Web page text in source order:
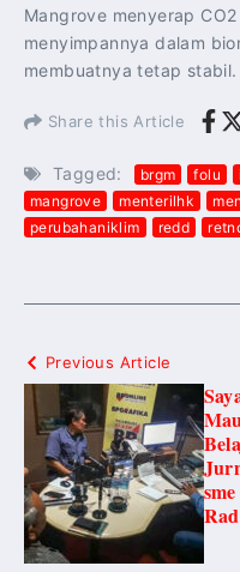
Mangrove menyerap
menyimpannya dalam
membuatnya tetap stabil.
Share this Article
Tagged: brgm folu
mangrove
menterilhk
perubahaniklim
redd
Previous Article
sme